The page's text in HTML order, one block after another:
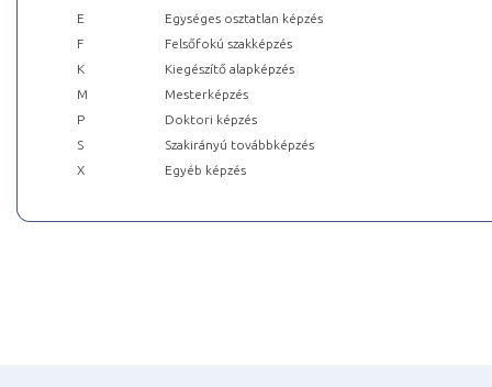
E
Egységes osztatlan képzés
F
Felsőfokú szakképzés
K
Kiegészítő alapképzés
M
Mesterképzés
P
Doktori képzés
S
Szakirányú továbbképzés
X
Egyéb képzés